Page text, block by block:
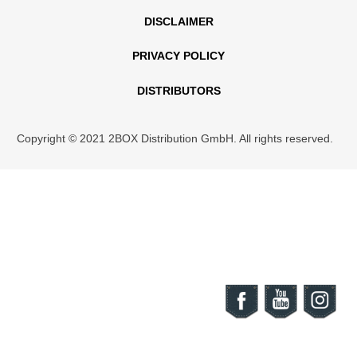
DISCLAIMER
PRIVACY POLICY
DISTRIBUTORS
Copyright © 2021 2BOX Distribution GmbH. All rights reserved.